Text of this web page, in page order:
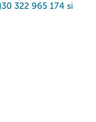
322 965 174 si